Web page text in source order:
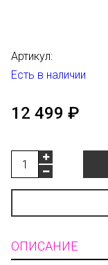
Артикул:
Есть в наличии
12 499 ₽
ОПИСАНИЕ